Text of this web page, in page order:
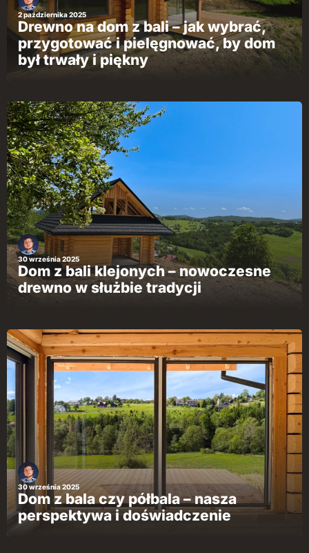
2 października 2025
Drewno na dom z bali – jak wybrać,
przygotować i pielęgnować, by dom
był trwały i piękny
30 września 2025
Dom z bali klejonych – nowoczesne
drewno w służbie tradycji
30 września 2025
Dom z bala czy półbala – nasza
perspektywa i doświadczenie